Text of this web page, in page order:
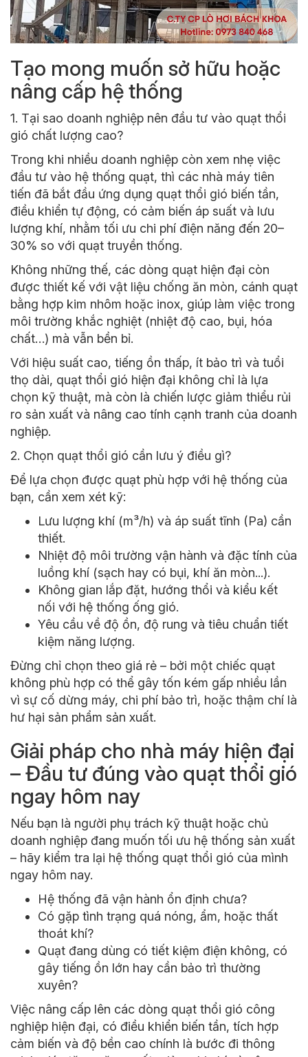
Tạo mong muốn sở hữu hoặc
nâng cấp hệ thống
1. Tại sao doanh nghiệp nên đầu tư vào quạt thổi
gió chất lượng cao?
Trong khi nhiều doanh nghiệp còn xem nhẹ việc
đầu tư vào hệ thống quạt, thì các nhà máy tiên
tiến đã bắt đầu ứng dụng quạt thổi gió biến tần,
điều khiển tự động, có cảm biến áp suất và lưu
lượng khí, nhằm tối ưu chi phí điện năng đến 20–
30% so với quạt truyền thống.
Không những thế, các dòng quạt hiện đại còn
được thiết kế với vật liệu chống ăn mòn, cánh quạt
bằng hợp kim nhôm hoặc inox, giúp làm việc trong
môi trường khắc nghiệt (nhiệt độ cao, bụi, hóa
chất…) mà vẫn bền bỉ.
Với hiệu suất cao, tiếng ồn thấp, ít bảo trì và tuổi
thọ dài, quạt thổi gió hiện đại không chỉ là lựa
chọn kỹ thuật, mà còn là chiến lược giảm thiểu rủi
ro sản xuất và nâng cao tính cạnh tranh của doanh
nghiệp.
2. Chọn quạt thổi gió cần lưu ý điều gì?
Để lựa chọn được quạt phù hợp với hệ thống của
bạn, cần xem xét kỹ:
Lưu lượng khí (m³/h) và áp suất tĩnh (Pa) cần
thiết.
Nhiệt độ môi trường vận hành và đặc tính của
luồng khí (sạch hay có bụi, khí ăn mòn...).
Không gian lắp đặt, hướng thổi và kiểu kết
nối với hệ thống ống gió.
Yêu cầu về độ ồn, độ rung và tiêu chuẩn tiết
kiệm năng lượng.
Đừng chỉ chọn theo giá rẻ – bởi một chiếc quạt
không phù hợp có thể gây tốn kém gấp nhiều lần
vì sự cố dừng máy, chi phí bảo trì, hoặc thậm chí là
hư hại sản phẩm sản xuất.
Giải pháp cho nhà máy hiện đại
– Đầu tư đúng vào quạt thổi gió
ngay hôm nay
Nếu bạn là người phụ trách kỹ thuật hoặc chủ
doanh nghiệp đang muốn tối ưu hệ thống sản xuất
– hãy kiểm tra lại hệ thống quạt thổi gió của mình
ngay hôm nay.
Hệ thống đã vận hành ổn định chưa?
Có gặp tình trạng quá nóng, ẩm, hoặc thất
thoát khí?
Quạt đang dùng có tiết kiệm điện không, có
gây tiếng ồn lớn hay cần bảo trì thường
xuyên?
Việc nâng cấp lên các dòng quạt thổi gió công
nghiệp hiện đại, có điều khiển biến tần, tích hợp
cảm biến và độ bền cao chính là bước đi thông